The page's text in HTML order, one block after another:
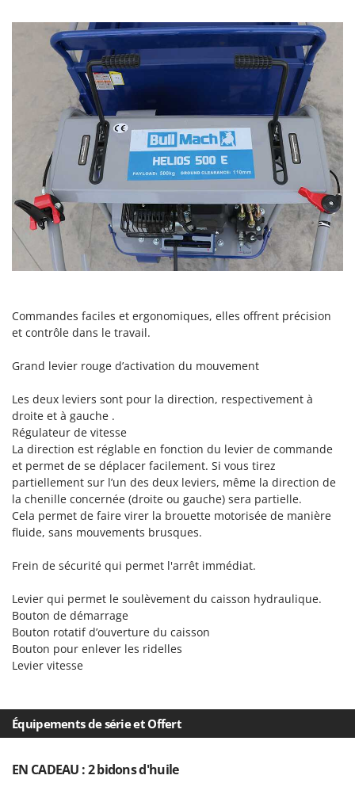
Stocker
Sunseeker
Tecla
TecnoGen
Tellarini Pompe
Telwin
Tenco
Tineco
Titania
Tornado
Trev - Abrek - TecnoVIR
Trotec
Troy-Bilt
U
Udor
Unger
V
Verdemax
Vesco
Volpi
W
Waldner
Weber
WIDU
Wiper EcoRobot
Wolf Garten
Yard Force
Commandes faciles et ergonomiques, elles offrent précision
et contrôle dans le travail.
Grand levier rouge d’activation du mouvement
Les deux leviers sont pour la direction, respectivement à
droite et à gauche .
Régulateur de vitesse
La direction est réglable en fonction du levier de commande
et permet de se déplacer facilement. Si vous tirez
partiellement sur l’un des deux leviers, même la direction de
la chenille concernée (droite ou gauche) sera partielle.
Cela permet de faire virer la brouette motorisée de manière
fluide, sans mouvements brusques.
Frein de sécurité qui permet l'arrêt immédiat.
Levier qui permet le soulèvement du caisson hydraulique.
Bouton de démarrage
Bouton rotatif d’ouverture du caisson
Bouton pour enlever les ridelles
Levier vitesse
Équipements de série et Offert
EN CADEAU : 2 bidons d'huile